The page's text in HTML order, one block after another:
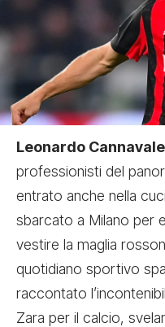
Leonardo Cannavale
professionisti del
entrato anche nella
sbarcato a Milano per
vestire la maglia
quotidiano sportivo
raccontato
Zara per il calcio,